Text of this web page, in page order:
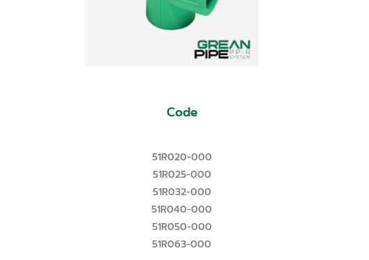
Code
51R020-000
51R025-000
51R032-000
51R040-000
51R050-000
51R063-000